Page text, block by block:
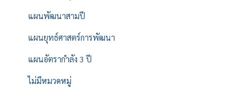
แผนพัฒนาสามปี
แผนยุทธ์ศาสตร์การพัฒนา
แผนอัตรากำลัง 3 ปี
ไม่มีหมวดหมู่